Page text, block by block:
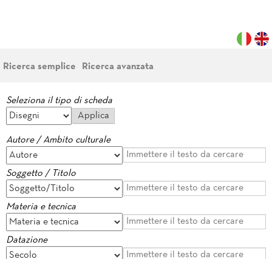
Ricerca semplice Ricerca avanzata
Seleziona il tipo di scheda
Autore / Ambito culturale
Soggetto / Titolo
Materia e tecnica
Datazione